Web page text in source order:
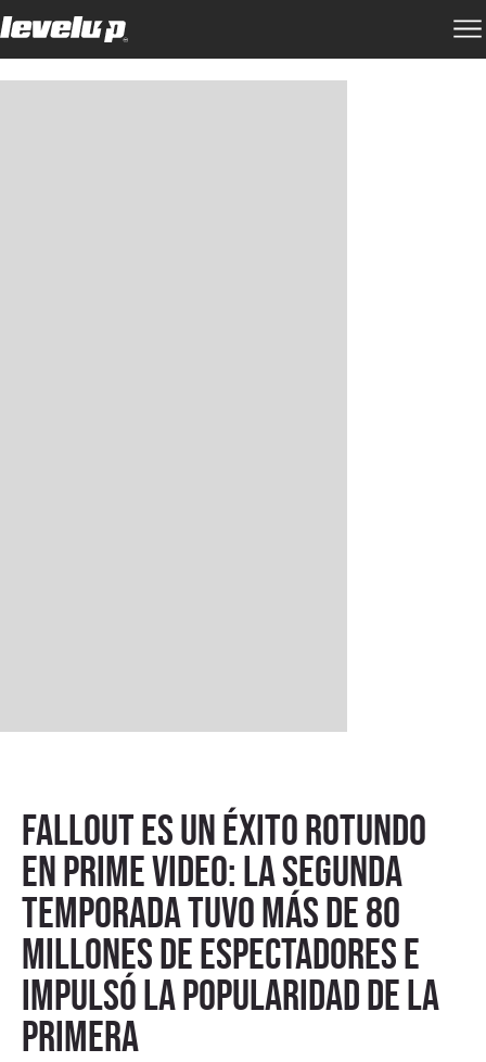
Fallout es un éxito rotundo
en Prime Video: la segunda
temporada tuvo más de 80
millones de espectadores e
impulsó la popularidad de la
primera